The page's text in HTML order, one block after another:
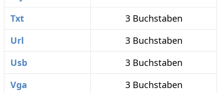
Txt
3 Buchstaben
Url
3 Buchstaben
Usb
3 Buchstaben
Vga
3 Buchstaben